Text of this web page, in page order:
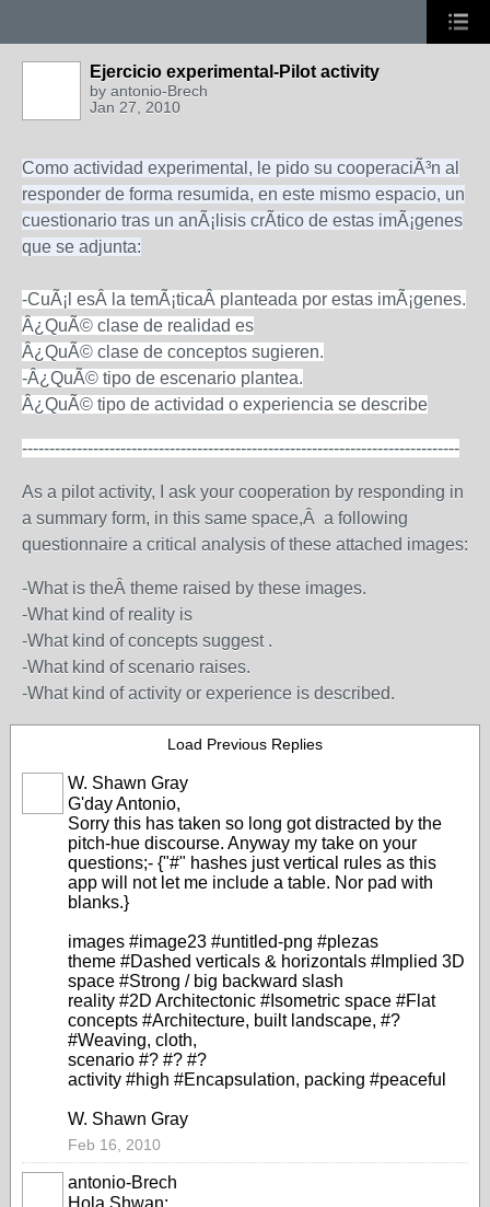
Ejercicio experimental-Pilot activity
by antonio-Brech
Jan 27, 2010
Como actividad experimental, le pido su cooperaciÃ³n al
responder de forma resumida, en este mismo espacio, un
cuestionario tras un anÃ¡lisis crÃ­tico de estas imÃ¡genes
que se adjunta:
-CuÃ¡l esÂ la temÃ¡ticaÂ planteada por estas imÃ¡genes.
Â¿QuÃ© clase de realidad es
Â¿QuÃ© clase de conceptos sugieren.
-Â¿QuÃ© tipo de escenario plantea.
Â¿QuÃ© tipo de actividad o experiencia se describe
--------------------------------------------------------------------------------
As a pilot activity, I ask your cooperation by responding in
a summary form, in this same space,Â a following
questionnaire a critical analysis of these attached images:
-What is theÂ theme raised by these images.
-What kind of reality is
-What kind of concepts suggest .
-What kind of scenario raises.
-What kind of activity or experience is described.
Load Previous Replies
W. Shawn Gray
G'day Antonio,
Sorry this has taken so long got distracted by the
pitch-hue discourse. Anyway my take on your
questions;- {"#" hashes just vertical rules as this
app will not let me include a table. Nor pad with
blanks.}
images #image23 #untitled-png #plezas
theme #Dashed verticals & horizontals #Implied 3D
space #Strong / big backward slash
reality #2D Architectonic #Isometric space #Flat
concepts #Architecture, built landscape, #?
#Weaving, cloth,
scenario #? #? #?
activity #high #Encapsulation, packing #peaceful
W. Shawn Gray
Feb 16, 2010
antonio-Brech
Hola Shwan: